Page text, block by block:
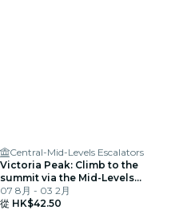
Central-Mid-Levels Escalators
Victoria Peak: Climb to the
summit via the Mid-Levels
escalato on an audio tour
07 8月 - 03 2月
從 HK$42.50